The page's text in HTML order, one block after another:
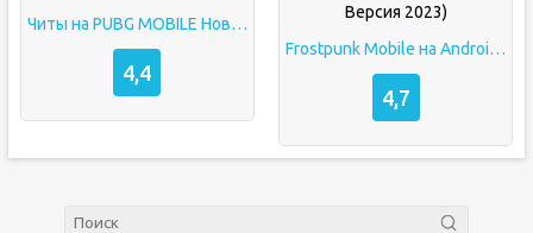
Читы на PUBG MOBILE Новая Версия на Андроид
4,4
Frostpunk Mobile на Android (Последняя Версия 2023)
4,7